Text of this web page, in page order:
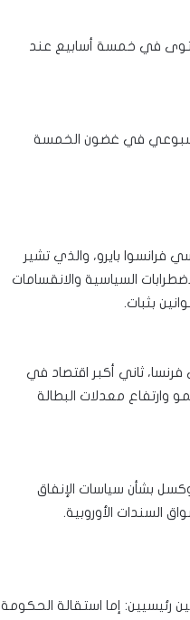
،وسجل أعلى مستوى في خمسة أسابيع عند
،في رابع مكسب أسبوعي في غضون الخمسة
فرانسوا بايرو، والذي تشير
السياسية والانقسامات
بثبات.
ثاني أكبر اقتصاد في
وارتفاع معدلات البطالة
بشأن سياسات الإنفاق
السندات الأوروبية.
رئيسيين: إما استقالة الحكومة